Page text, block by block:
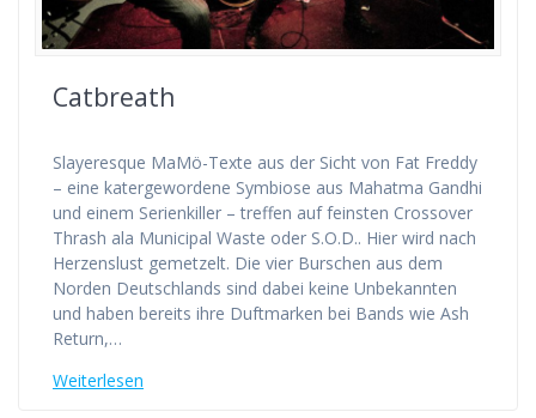
Catbreath
Slayeresque MaMö-Texte aus der Sicht von Fat Freddy
– eine katergewordene Symbiose aus Mahatma Gandhi
und einem Serienkiller – treffen auf feinsten Crossover
Thrash ala Municipal Waste oder S.O.D.. Hier wird nach
Herzenslust gemetzelt. Die vier Burschen aus dem
Norden Deutschlands sind dabei keine Unbekannten
und haben bereits ihre Duftmarken bei Bands wie Ash
Return,…
Weiterlesen